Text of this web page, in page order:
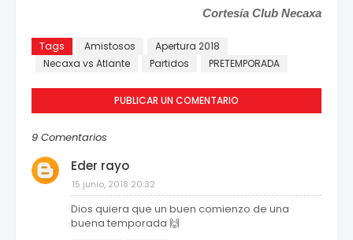
Cortesía Club Necaxa
Tags Amistosos
Apertura 2018
Necaxa vs Atlante
Partidos PRETEMPORADA
PUBLICAR UN COMENTARIO
9 Comentarios
Eder rayo
15 junio, 2018 20:32
Dios quiera que un buen comienzo de una
buena temporada 🙌